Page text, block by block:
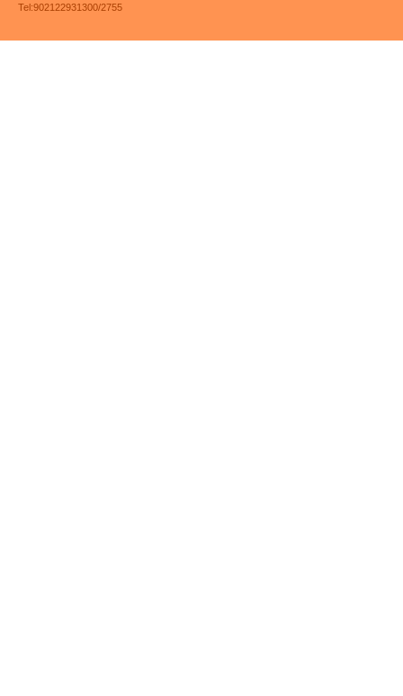
Tel:902122931300/2755